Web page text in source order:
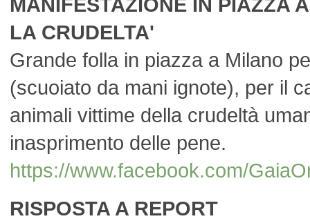
LA CRUDELTA'
Grande folla in piazza a Milano
(scuoiato da mani ignote), per il
animali vittime della crudeltà
inasprimento delle pene.
https://www.facebook.com/
RISPOSTA A REPORT